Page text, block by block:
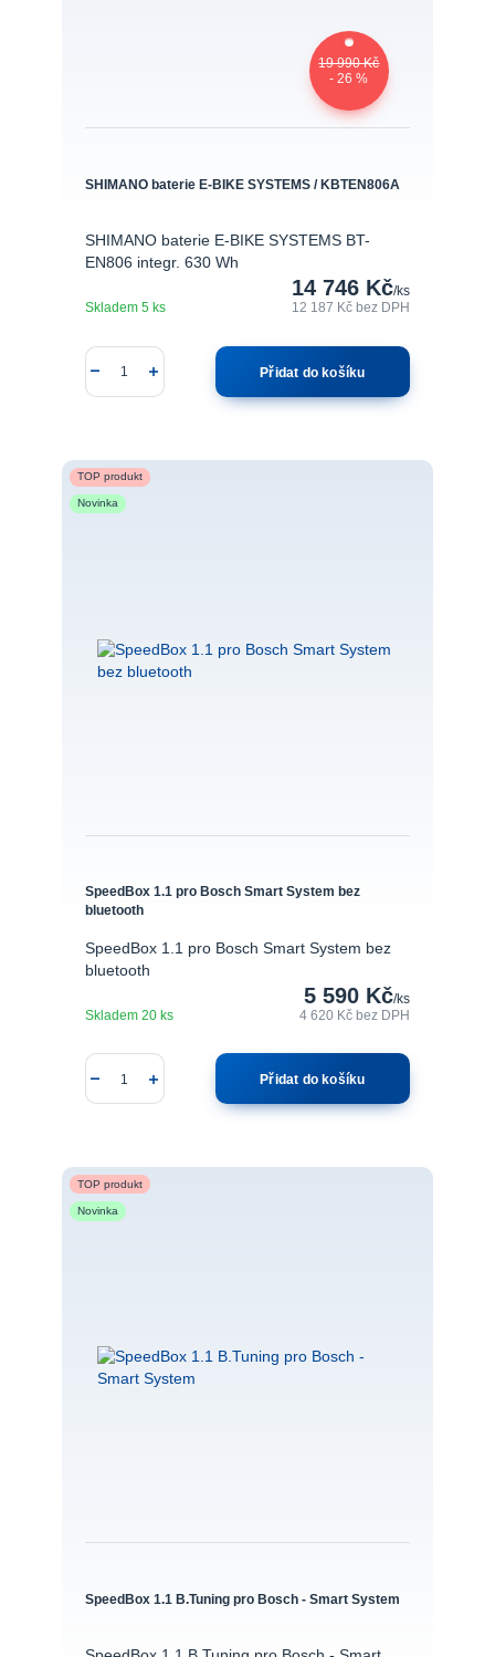
19 990 Kč
- 26 %
SHIMANO baterie E-BIKE SYSTEMS / KBTEN806A
SHIMANO baterie E-BIKE SYSTEMS BT-
EN806 integr. 630 Wh
14 746 Kč/ks
12 187 Kčbez DPH
Skladem 5 ks
Přidat do košíku
TOP produkt
Novinka
SpeedBox 1.1 pro Bosch Smart System bez
bluetooth
SpeedBox 1.1 pro Bosch Smart System bez
bluetooth
5 590 Kč/ks
4 620 Kčbez DPH
Skladem 20 ks
Přidat do košíku
TOP produkt
Novinka
SpeedBox 1.1 B.Tuning pro Bosch - Smart System